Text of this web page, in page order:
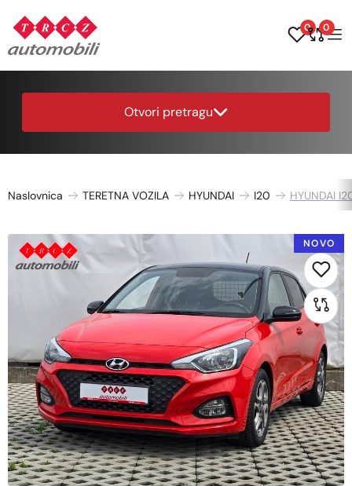
0 0
Otvori pretragu
Naslovnica TERETNA VOZILA HYUNDAI I20 HYUNDAI
NOVO